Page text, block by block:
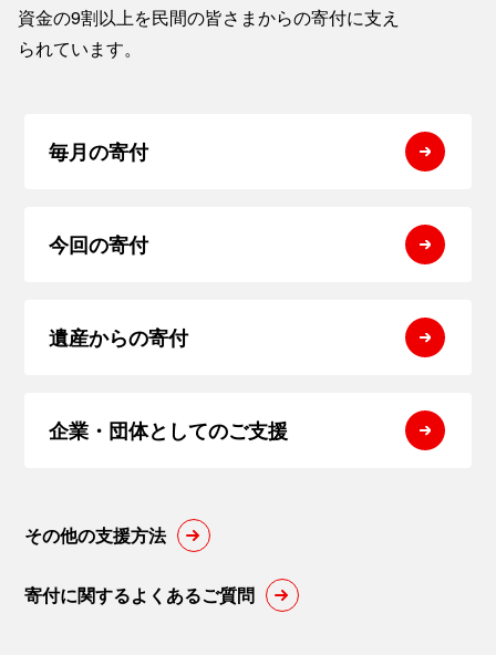
資金の9割以上を民間の皆さまからの寄付に支え
られています。
毎月の寄付
今回の寄付
遺産からの寄付
企業・団体としてのご支援
その他の支援方法
寄付に関するよくあるご質問